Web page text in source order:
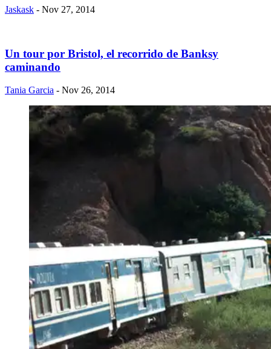
Jaskask - Nov 27, 2014
Un tour por Bristol, el recorrido de Banksy
caminando
Tania Garcia - Nov 26, 2014